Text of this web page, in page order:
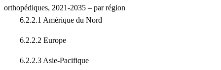
orthopédiques, 2021-2035 – par région
6.2.2.1 Amérique du Nord
6.2.2.2 Europe
6.2.2.3 Asie-Pacifique